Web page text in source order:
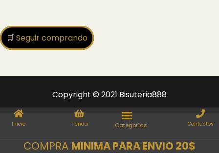
🛒 Seguir comprando
Copyright © 2021 Bisuteria888
Inicio Tienda Contactos
COMPRA MINIMA PARA ENVIO 20$